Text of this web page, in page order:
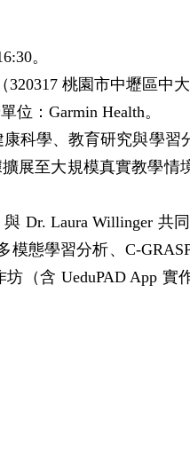
。
桃園市中壢區中大
位：Garmin Health。
科學、教育研究與學習
展至大規模真實教學情
Dr. Laura Willinger 共
態學習分析、C-
（含 UeduPAD App 實